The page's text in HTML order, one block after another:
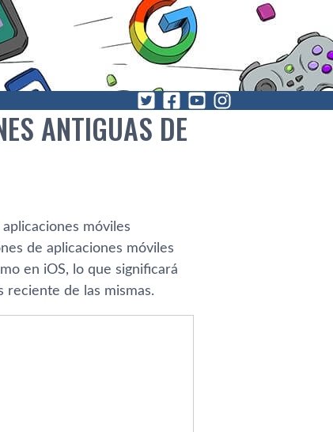
ANTIGUAS DE
móviles
de aplicaciones móviles
en iOS, lo que significará
reciente de las mismas.